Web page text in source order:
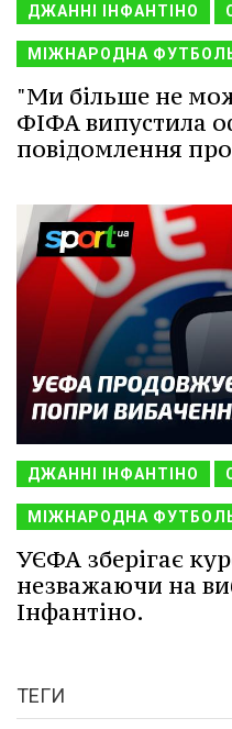
ДЖАННІ ІНФАНТІНО
МІЖНАРОДНА
"Ми більше не
ФІФА випустила
повідомлення
ДЖАННІ ІНФАНТІНО
МІЖНАРОДНА
УЄФА зберігає
незважаючи на
Інфантіно.
ТЕГИ